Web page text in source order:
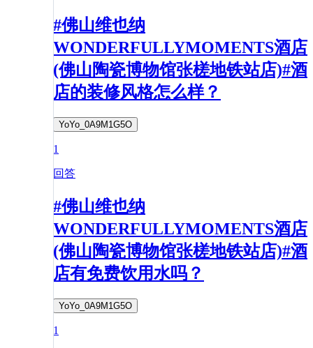
#佛山维也纳
WONDERFULLYMOMENTS酒店
(佛山陶瓷博物馆张槎地铁站店)#酒
店的装修风格怎么样？
YoYo_0A9M1G5O
1
回答
#佛山维也纳
WONDERFULLYMOMENTS酒店
(佛山陶瓷博物馆张槎地铁站店)#酒
店有免费饮用水吗？
YoYo_0A9M1G5O
1